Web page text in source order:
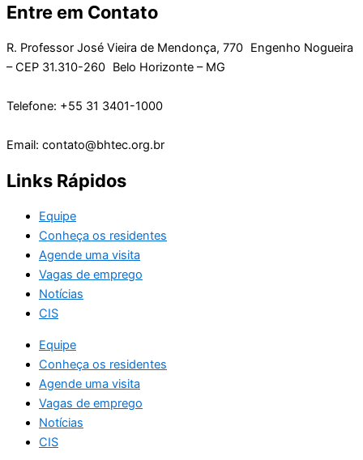
Entre em Contato
R. Professor José Vieira de Mendonça, 770 Engenho Nogueira
– CEP 31.310-260 Belo Horizonte – MG
Telefone: +55 31 3401-1000
Email: contato@bhtec.org.br
Links Rápidos
Equipe
Conheça os residentes
Agende uma visita
Vagas de emprego
Notícias
CIS
Equipe
Conheça os residentes
Agende uma visita
Vagas de emprego
Notícias
CIS